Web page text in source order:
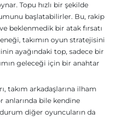
Topu hızlı bir şekilde
başlatabilirler. Bu, rakip
beklenmedik bir atak fırsatı
takımın oyun stratejisini
ayağındaki top, sadece bir
geleceği için bir anahtar
takım arkadaşlarına ilham
anlarında bile kendine
diğer oyuncuların da